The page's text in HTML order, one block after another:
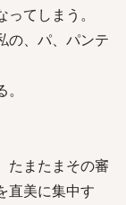
てしまう。
の、パ、パンテ
たまたまその審
直美に集中す